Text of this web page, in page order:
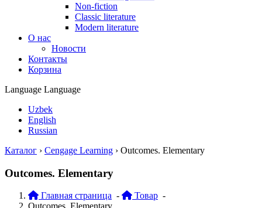
Non-fiction
Classic literature
Modern literature
О нас
Новости
Контакты
Корзина
Language Language
Uzbek
English
Russian
Каталог › Cengage Learning › Outcomes. Elementary
Outcomes. Elementary
Главная страница - Товар -